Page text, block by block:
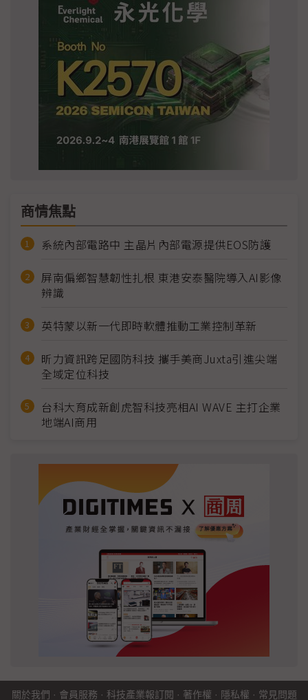
商情焦點
系統內部電路中 主晶片內部電源提供EOS防護
屏南偏鄉智慧韌性扎根 東港安泰醫院導入AI影像
辨識
英特蒙以新一代即時軟體推動工業控制革新
昕力資訊跨足國防科技 攜手美商Juxta引進尖端
全域定位科技
台科大育成新創虎智科技亮相AI WAVE 主打企業
地端AI商用
關於我們 · 會員服務 · 科技產業報訂閱 · 著作權 · 隱私權 · 常見問題